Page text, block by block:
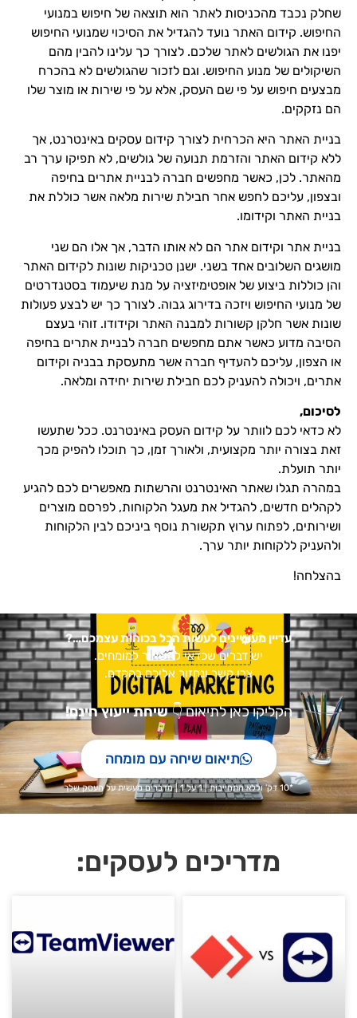
שחלק נכבד מהכניסות לאתר הוא תוצאה של חיפוש במנועי
החיפוש. קידום האתר נועד להגדיל את הסיכוי שמנועי החיפוש
יפנו את הגולשים לאתר שלכם. לצורך כך עלינו להבין מהם
השיקולים של מנוע החיפוש. וגם לזכור שהגולשים לא בהכרח
מבצעים חיפוש על פי שם העסק, אלא על פי שירות או מוצר שלו
הם נזקקים.
בניית האתר היא הכרחית לצורך קידום עסקים באינטרנט, אך
ללא קידום האתר והזרמת תנועה של גולשים, לא תפיקו ערך רב
מהאתר. לכן, כאשר מחפשים חברה לבניית אתרים בחיפה
ובצפון, עליכם לחפש אחר חבילת שירות מלאה אשר כוללת את
בניית האתר וקידומו.
בניית אתר וקידום אתר הם לא אותו הדבר, אך אלו הם שני
מושגים השלובים אחד בשני. ישנן טכניקות שונות לקידום האתר
והן כוללות ביצוע של אופטימיזציה על מנת שיעמוד בסטנדרטים
של מנועי החיפוש ויזכה בדירוג גבוה. לצורך כך יש לבצע פעולות
שונות אשר חלקן קשורות למבנה האתר וקידודו. זוהי בעצם
הסיבה מדוע כאשר אתם מחפשים חברה לבניית אתרים בחיפה
או הצפון, עליכם להעדיף חברה אשר מתעסקת בבניה וקידום
אתרים, ויכולה להעניק לכם חבילת שירות יחידה ומלאה.
לסיכום,
לא כדאי לכם לוותר על קידום העסק באינטרנט. ככל שתעשו
זאת בצורה יותר מקצועית, ולאורך זמן, כך תוכלו להפיק מכך
יותר תועלת.
במהרה תגלו שאתר האינטרנט והרשתות מאפשרים לכם להגיע
לקהלים חדשים, להגדיל את מעגל הלקוחות, לפרסם מוצרים
ושירותים, לפתוח ערוץ תקשורת נוסף ביניכם לבין הלקוחות
ולהעניק ללקוחות יותר ערך.
בהצלחה!
עדיין מעוניינים לעשות הכל בכוחות עצמכם…?
יש דברים שכדאי להשאיר למומחים.
צרו קשר ונחזור אליכם בהקדם.
הקליקו כאן לתיאום👇שיחת ייעוץ חינם!
תיאום שיחה עם מומחה
*10 דק' וללא התחייבות | 1 על 1 | מדברים מעשית על העסק שלך
מדריכים לעסקים: